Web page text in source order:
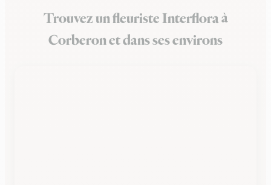
Trouvez un fleuriste Interflora à
Corberon et dans ses environs